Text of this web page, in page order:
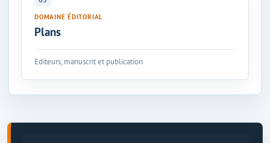
DOMAINE ÉDITORIAL
Plans
Editeurs, manuscrit et publication